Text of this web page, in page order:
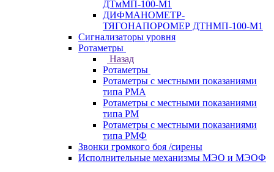
ДТмМП-100-М1
ДИФМАНОМЕТР-
ТЯГОНАПОРОМЕР ДТНМП-100-М1
Сигнализаторы уровня
Ротаметры
Назад
Ротаметры
Ротаметры с местными показаниями
типа РМА
Ротаметры с местными показаниями
типа РМ
Ротаметры с местными показаниями
типа РМФ
Звонки громкого боя /сирены
Исполнительные механизмы МЭО и МЭОФ